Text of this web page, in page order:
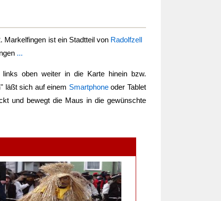
Markelfingen ist ein Stadtteil von Radolfzell
...
oben weiter in die Karte hinein bzw.
" läßt sich auf einem Smartphoneoder Tablet
und bewegt die Maus in die gewünschte